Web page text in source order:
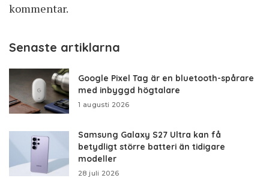
kommentar.
Senaste artiklarna
Google Pixel Tag är en bluetooth-spårare
med inbyggd högtalare
1 augusti 2026
Samsung Galaxy S27 Ultra kan få
betydligt större batteri än tidigare
modeller
28 juli 2026